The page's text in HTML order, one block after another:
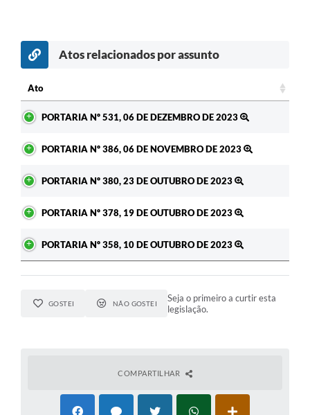
Atos relacionados por assunto
Ato
PORTARIA Nº 531, 06 DE DEZEMBRO DE 2023
PORTARIA Nº 386, 06 DE NOVEMBRO DE 2023
PORTARIA Nº 380, 23 DE OUTUBRO DE 2023
PORTARIA Nº 378, 19 DE OUTUBRO DE 2023
PORTARIA Nº 358, 10 DE OUTUBRO DE 2023
GOSTEI NÃO GOSTEI
Seja o primeiro a curtir esta
legislação.
COMPARTILHAR